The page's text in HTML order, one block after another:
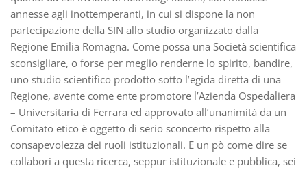
annesse agli inottemperanti, in cui si dispone la non
partecipazione della SIN allo studio organizzato dalla
Regione Emilia Romagna. Come possa una Società scientifica
sconsigliare, o forse per meglio renderne lo spirito, bandire,
uno studio scientifico prodotto sotto l’egida diretta di una
Regione, avente come ente promotore l’Azienda Ospedaliera
– Universitaria di Ferrara ed approvato all’unanimità da un
Comitato etico è oggetto di serio sconcerto rispetto alla
consapevolezza dei ruoli istituzionali. E un pò come dire se
collabori a questa ricerca, seppur istituzionale e pubblica, sei